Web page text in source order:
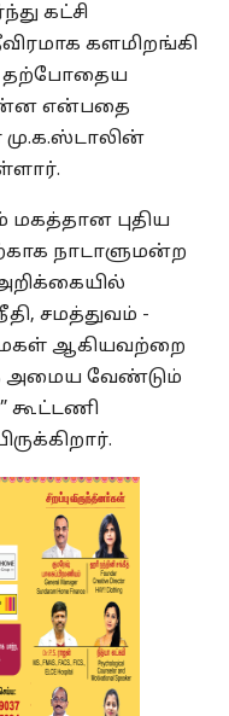
கட்சி
களமிறங்கி
தற்போதைய
என்பதை
மு.க.ஸ்டாலின்
புதிய
நாடாளுமன்ற
சமத்துவம் -
ஆகியவற்றை
அமைய வேண்டும்
கூட்டணி